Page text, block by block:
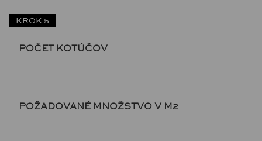
KROK 5
POČET KOTÚČOV
POŽADOVANÉ MNOŽSTVO V M2